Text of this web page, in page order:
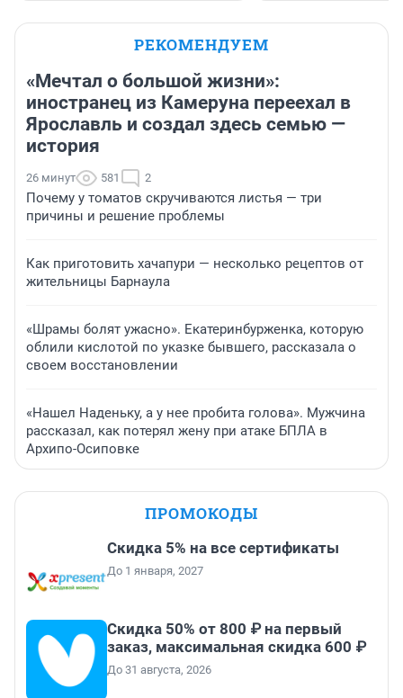
РЕКОМЕНДУЕМ
«Мечтал о большой жизни»:
иностранец из Камеруна переехал в
Ярославль и создал здесь семью —
история
26 минут 581 2
Почему у томатов скручиваются листья — три
причины и решение проблемы
Как приготовить хачапури — несколько рецептов от
жительницы Барнаула
«Шрамы болят ужасно». Екатеринбурженка, которую
облили кислотой по указке бывшего, рассказала о
своем восстановлении
«Нашел Наденьку, а у нее пробита голова». Мужчина
рассказал, как потерял жену при атаке БПЛА в
Архипо-Осиповке
ПРОМОКОДЫ
Скидка 5% на все сертификаты
До 1 января, 2027
Скидка 50% от 800 ₽ на первый
заказ, максимальная скидка 600 ₽
До 31 августа, 2026